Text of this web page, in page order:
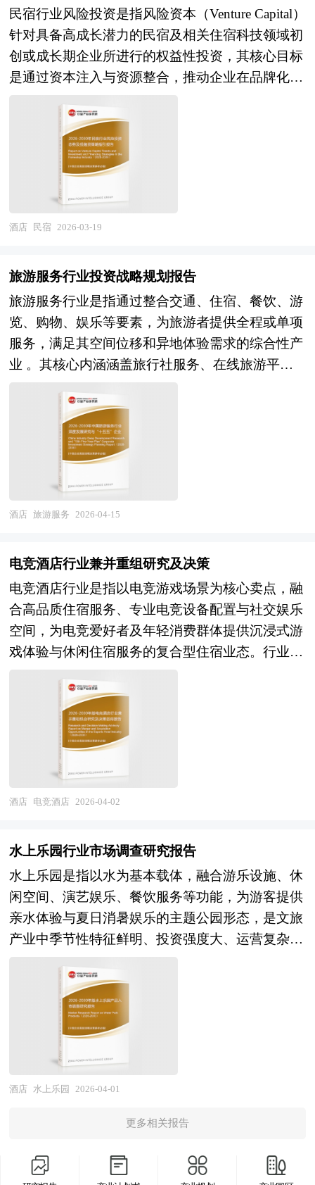
趋势、行业技术等背景进行了分析，并重点分析了
我国电竞酒店行业兼并重组机会，以及中国电竞酒
店行业兼并重组将面临的挑战。报告还对国内外的
电竞酒店行业兼并重组案例分析，并对电竞酒店行
竞酒店行业运行和兼并重组事件进行监测，数据保
持动态更新，是电竞酒店相关企业、科研单位、投
资机构等单位准确了解目前电竞酒店行业兼并重组
动态，把握企业定位和发展方向不可多得的精品。
除提供《2026-2030年版电竞酒店行业兼并重组机
会研究及决策咨询报告》外，我们也可以根据企业
求合理报价，为企业兼并重组提供全程指引服务。
1、中研普华作为卖方顾问提供的服务内容： 并购
可行性分析、价值评估咨询、业务诊断及分析；寻
找与推荐策略投资者，就交易结构和交易方案设计
提供专业意见；协助准备信息备忘录和投资意向
书，就投资者的选择和接洽策略提供专业意见；协
调并管理投资者的财务，税务和法律尽职调查；协
助卖方回复投资者尽职调查过程中提出的问题和要
求；协助分析公司的整体价值并制定定价策略，协
助设定卖方与潜在投资者谈判的策略；参与卖方与
潜在投资者的谈判并提供现场技术支持；对最终法
律协议中的商业条款提出审阅意见；协助进行税务
分析、项目管理、融资文件准备。 2、中研普华作
查、目标公司价值分析和定价策略制定；协助政府
沟通和审批、谈判支持和审阅投资文件，确定并购
条件；协助买方筹集、获得、使用必要的资金、提
出具体的收购建议；审阅当地评估师对于目标公司
的资产评估报告；财务模型的构建和目标公司价值
结果反映在各项交易的法律文书中、协助各项法律
文书的成文；编制相关的并购公告，提出一个完
善、操作性强并符合收购方需要和自身条件的收购
计划，在收购方委托的情况下代理完成收购计划。
着研学旅行纳入学校教育教学计划及综合素质评价
体系的制度化，政府采购与学校组织的市场需求将
趋于稳定，行业准入与服务质量监管将更加严格，
头部合规企业将获得更大发展空间；产品升级维
乡土文化研学等深度体验产品将成为差异化竞争焦
点，研学与劳动教育、综合实践活动的融合将更加
紧密；技术赋能维度，研学过程性数据采集、学习
效果评估及家校互动平台的数字化，将推动行业从
经验驱动向数据驱动转型；市场拓展维度，随着国
际交流恢复及"一带一路"人文交流深化，出境研学
撰写，在大量周密的市场调研基础上，主要依据了
国家统计局、国家商务部、国家发改委、国家经济
信息中心、国务院发展研究中心、国家海关总署、
全国商业信息中心、中国经济景气监测中心、中国
行业研究网、全国及海外相关报刊杂志的基础信息
以及研学旅行行业研究单位等公布和提供的大量资
料。报告对我国研学旅行行业的供需状况、发展现
状、子行业发展变化等进行了分析，重点分析了国
内外研学旅行行业的发展现状、如何面对行业的发
展挑战、行业的发展建议、行业竞争力，以及行业
的投资分析和趋势预测等等。报告还综合了研学旅
行行业的整体发展动态，对行业在产品方面提供了
生产企业、经销商、行业管理部门以及拟进入该行
业的投资者具有重要的参考价值，对于研究我国研
学旅行行业发展规律、提高企业的运营效率、促进
企业的发展壮大有学术和实践的双重意义。
人定制等多元服务体系。随着消费升级与数字技术
普及，旅游行业正从标准化产品供给向个性化体验
创造、从景点观光向目的地生活方式沉浸转型，其
产业边界不断向文旅融合、交旅融合、农旅融合、
体旅融合及虚拟旅游等新兴领域延伸。 未来30年
的经济社会发展将历经两个阶段：第一个阶段，到
2035年基本实现社会主义现代化；第二个阶段，到
本世纪中叶把我国建成富强民主文明和谐美丽的社
会主义现代化强国。科学编制“十五五”规划，对持
续推进经济社会高质量发展、有效应对国内外复杂
多变形势、满足人民群众日益增长的美好生活需要
重要举措。 五年规划是国家对经济社会发展的顶
层设计，也是一种纲领性文件。目前中国也是世界
上编制五年规划（计划）最多的国家。中研普华产
业研究院在对未来“十五五”时期社会经济发展形势
和政策带动的发展目标作进一步研究研判，并从
工作，为旅游行业规划指导目标和旅游发展方向提
供有建设性的建议，为旅游行业发展提供准确的市
场分析内容和研究成果。 中研普华通过对旅游行
业长期跟踪监测，分析旅游行业需求、供给、经营
特性、获取能力、产业链和价值链等多方面的内
容，整合行业、市场、企业、用户等多层面数据和
发现投资价值和投资机会，规避经营风险，提高管
理和运营能力。旅游行业报告是从事旅游行业投资
之前，对旅游行业各种相关因素进行具体调查、研
究、分析，评估项目可行性、效果效益程度，提出
建设性意见建议对策等，是旅游行业投资决策者和
主管机关审批的研究性报告。以阐述对旅游行业的
理论认识为主要内容，重在旅游行业本质及规律性
认识的研究。旅游行业研究报告持续提供高价值服
务，是企业了解各行业当前最新发展动向、把握市
场机会、做出正确投资和明确企业发展方向不可多
得的精品资料。 本研究咨询报告由中研普华咨询
公司领衔撰写，在大量周密的市场调研基础上，主
国务院发展研究中心、中国旅游行业协会、中研普
华产业研究院、全国及海外多种相关报刊杂志以及
专业研究机构公布和提供的大量资料，对中国国家
“十四五”中后期国民经济和社会运行和成果进行分
析、产业链上下游行业发展状况、行业供需形势、
行业发展状况和特点，以及2026年“十五五”规划期
中国旅游行业将面临的挑战、行业的区域发展状况
与竞争格局。报告还对“十五五”时期全球及中国旅
游行业发展动向和趋势作了详细分析和预测，并对
旅游行业进行了趋向研判，是旅游经营企业，科
研、投资机构等单位准确了解目前旅游行业发展动
民宿行业风险投资是指风险资本（Venture Capital）
针对具备高成长潜力的民宿及相关住宿科技领域初
创或成长期企业所进行的权益性投资，其核心目标
是通过资本注入与资源整合，推动企业在品牌化、
展，并在企业价值提升后通过并购、上市或股权转
让等方式退出，以获取高额回报。这类投资聚焦于
能够解决传统民宿“分散化、非标化、管理低效”等
痛点的创新模式，尤其青睐那些具备规模化复制能
力、数据驱动运营、智能管理系统集成以及跨区域
资源整合能力的企业。与个体房东依赖单一房源和
通常拥有自主可控的预订系统、会员体系、中央化
输出能力，致力于构建轻资产或中资产的连锁化运
营网络。 风险投资是在创业企业发展初期投入风
险资本，待其发育相对成熟后，通过市场退出机制
将所投入的资本由股权形态转化为资金形态，以收
回投资，取得高额风险收益。全球风险资本市场已
进入新一轮快速发展的周期。除了成熟投资热点地
区外，包括中国和印度、英国等新兴热点地区的风
险投资市场发展快速升温。中国的风险投资起步于
20世纪80年代，在市场经济的大潮中，中国的风险
投资事业已经有了较大的发展。随着中国经济持续
稳定地高速增长和资本市场的逐步完善，中国的资
中国市场的高回报率使中国成为全球资本关注的战
略要地。 本报告由中研普华咨询公司领衔撰写，
在大量周密的市场调研基础上，主要依据了国家统
计局、国家商务部、国家财政部、中国证券监督管
理委员会、中国风险投资协会、中国风险投资研究
上海创业投资行业协会、民宿行业相关协会、中国
行业研究网、国内外相关刊物的基础信息以及各省
市相关统计单位等公布和提供的大量资料。对民宿
行业风险投资现状、国际化进程与外资进入、融资
渠道、如何运作风险投资、退出机制及发展趋势等
进行了系统的分析，并重点分析了民宿行业风险投
司、研究机构及民宿行业相关企业准确了解目前民
宿行业风险投资业发展动态，把握企业定位和发展
方向不可多得的精品。
酒店 民宿 2026-03-19
旅游服务行业投资战略规划报告
旅游服务行业是指通过整合交通、住宿、餐饮、游
览、购物、娱乐等要素，为旅游者提供全程或单项
服务，满足其空间位移和异地体验需求的综合性产
业 。其核心内涵涵盖旅行社服务、在线旅游平台
销等多个细分领域，涉及产品设计、预订服务、行
程组织、现场接待及售后保障等全链条服务。作为
国民经济的战略性支柱产业和幸福产业，旅游服务
不仅是满足人民美好生活需要的重要载体，更是促
进消费扩容提质、推动区域协调发展、传承中华优
秀传统文化的关键力量 。 未来30年的经济社会发
现社会主义现代化；第二个阶段，到本世纪中叶把
强国。科学编制“十五五”规划，对持续推进经济社
会高质量发展、有效应对国内外复杂多变形势、满
足人民群众日益增长的美好生活需要意义重大，是
党和国家治国理政、引领发展方向的重要举措。
五年规划是国家对经济社会发展的顶层设计，也是
一种纲领性文件。目前中国也是世界上编制五年规
划（计划）最多的国家。中研普华产业研究院在对
未来“十五五”时期社会经济发展形势和政策带动的
发展目标作进一步研究研判，并从2025年上半年开
始全面跟进相关规划的制定和研究工作，为旅游服
务行业规划指导目标和旅游服务发展方向提供有建
分析内容和研究成果。 中研普华通过对旅游服务
行业长期跟踪监测，分析旅游服务行业需求、供
给、经营特性、获取能力、产业链和价值链等多方
面的内容，整合行业、市场、企业、用户等多层面
数据和信息资源，为客户提供深度的旅游服务行业
旅游服务行业，发现投资价值和投资机会，规避经
营风险，提高管理和运营能力。旅游服务行业报告
是从事旅游服务行业投资之前，对旅游服务行业各
种相关因素进行具体调查、研究、分析，评估项目
可行性、效果效益程度，提出建设性意见建议对策
等，是旅游服务行业投资决策者和主管机关审批的
主要内容，重在旅游服务行业本质及规律性认识的
务，是企业了解各行业当前最新发展动向、把握市
酒店 旅游服务 2026-04-15
电竞酒店行业兼并重组研究及决策
电竞酒店行业是指以电竞游戏场景为核心卖点，融
合高品质住宿服务、专业电竞设备配置与社交娱乐
空间，为电竞爱好者及年轻消费群体提供沉浸式游
戏体验与休闲住宿服务的复合型住宿业态。行业涵
休闲区等核心产品形态，产业链条从上游物业获取
与空间改造、电竞设备与网络基础设施采购，中游
酒店运营与会员服务延伸至下游OTA渠道、电竞内
容平台及品牌加盟体系。作为电竞产业与
hospitality 业深度跨界融合的新兴业态，电竞酒店
行业兼具住宿服务属性、娱乐消费属性与社群运营
高、社交传播性强，既是传统酒店业差异化转型的
的关键载体。近年来，随着电竞文化主流化、Z世
代消费能力崛起以及"宅经济""夜经济"消费趋势深
化，电竞酒店正从早期的网咖升级形态进化为独立
的细分住宿品类，行业内涵持续丰富，边界向社交
空间、内容生产、赛事运营、IP孵化等多元方向显
著拓展。 企业并购包括兼并与收购。公司兼并是
指经由转移公司所有权的形式，一家或多家公司的
全部资产与责任不需经过清算都转移为另一公司所
有，而接受全部资产与责任的另一公司仍然完全以
自身名义继续运行。公司收购则是指一家公司经由
收购另一公司的股票或股份等方式，取得该另一公
司的控制权或管理权。企业在并购及资产重组活动
定，目标公司资产估值，并购重组方式的选择、融
资方式的选择，并购成本的控制，并购的法律问题
酒店 电竞酒店 2026-04-02
水上乐园行业市场调查研究报告
水上乐园是指以水为基本载体，融合游乐设施、休
闲空间、演艺娱乐、餐饮服务等功能，为游客提供
亲水体验与夏日消暑娱乐的主题公园形态，是文旅
产业中季节性特征鲜明、投资强度大、运营复杂度
（造浪池、滑道组合、漂流河、儿童戏水区）、室
内恒温水乐园（温泉水乐园、购物中心水乐园）、
城市水运动综合体（冲浪模拟、潜水体验、水上健
身）以及配套的水处理系统、智能票务、安全防
护、主题包装等全产业链环节。作为休闲度假与亲
子娱乐的重要载体，水上乐园突破了传统游泳场馆
元化亲水需求，在消费升级深化、文旅融合加速、
正从单一游乐向综合度假、从季节性运营向全年候
酒店 水上乐园 2026-04-01
更多相关报告